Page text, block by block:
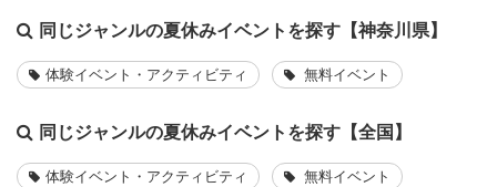
同じジャンルの夏休みイベントを探す【神奈川県】
体験イベント・アクティビティ 無料イベント
同じジャンルの夏休みイベントを探す【全国】
体験イベント・アクティビティ 無料イベント